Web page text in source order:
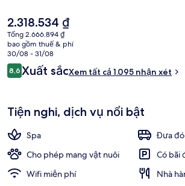
trung tâm thể thao phục vụ 24 giờ và trung tâm
tiện nghi đáng chú ý khác tại khách sạn sang
lịch thích khoảng cách thuận tiện giữa nơi lưu
công cộng, như cách Trạm xe điện Karl-Lade-
Trạm xe điện Oderbruchstraße 5 phút đi bộ.
Giá
hiện
tại
là
2.318.534 ₫
2.318.534 ₫
Tổng 2.666.894 ₫
bao gồm thuế & phí
30/08 - 31/08
Nhận
xét
8,68,6 trên 10,
Xuất sắcXem tất cả 1.095 nhận xét
Tiện nghi, dịch vụ nổi bật
Spa
Đưa
Cho phép mang vật nuôi
Có bãi
Wifi miễn phí
Nhà